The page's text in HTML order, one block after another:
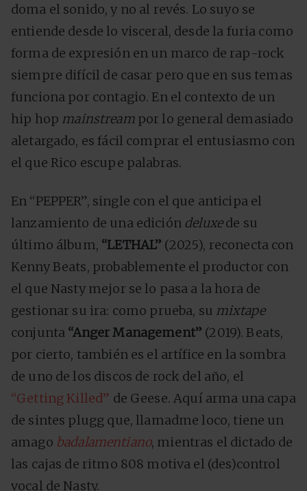
doma el sonido, y no al revés. Lo suyo se
entiende desde lo visceral, desde la furia como
forma de expresión en un marco de rap-rock
siempre difícil de casar pero que en sus temas
funciona por contagio. En el contexto de un
hip hop mainstreampor lo general demasiado
aletargado, es fácil comprar el entusiasmo con
el que Rico escupe palabras.
En “PEPPER”, single con el que anticipa el
lanzamiento de una edición deluxede su
último álbum, “LETHAL” (2025), reconecta con
Kenny Beats, probablemente el productor con
el que Nasty mejor se lo pasa a la hora de
gestionar su ira: como prueba, su mixtape
conjunta “Anger Management” (2019). Beats,
por cierto, también es el artífice en la sombra
de uno de los discos de rock del año, el
“Getting Killed” de Geese. Aquí arma una capa
de sintes plugg que, llamadme loco, tiene un
amago badalamentiano, mientras el dictado de
las cajas de ritmo 808 motiva el (des)control
vocal de Nasty.